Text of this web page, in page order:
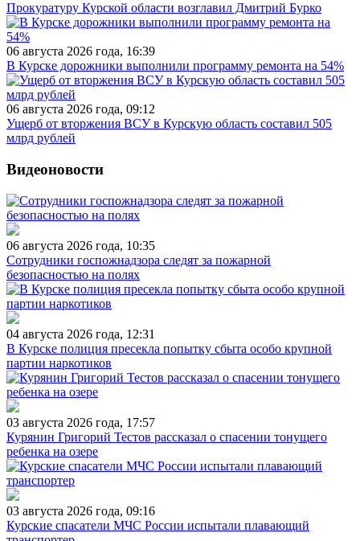
Прокуратуру Курской области возглавил Дмитрий Бурко
06 августа 2026 года, 16:39
В Курске дорожники выполнили программу ремонта на 54%
06 августа 2026 года, 09:12
Ущерб от вторжения ВСУ в Курскую область составил 505
млрд рублей
Видеоновости
06 августа 2026 года, 10:35
Сотрудники госпожнадзора следят за пожарной
безопасностью на полях
04 августа 2026 года, 12:31
В Курске полиция пресекла попытку сбыта особо крупной
партии наркотиков
03 августа 2026 года, 17:57
Курянин Григорий Тестов рассказал о спасении тонущего
ребенка на озере
03 августа 2026 года, 09:16
Курские спасатели МЧС России испытали плавающий